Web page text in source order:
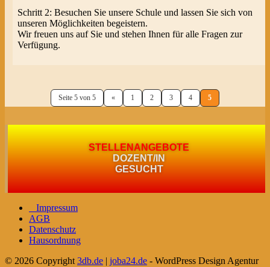
Schritt 2: Besuchen Sie unsere Schule und lassen Sie sich von
unseren Möglichkeiten begeistern.
Wir freuen uns auf Sie und stehen Ihnen für alle Fragen zur
Verfügung.
Seite 5 von 5 « 1 2 3 4 5
STELLENANGEBOTE
DOZENT/IN
GESUCHT
Impressum
AGB
Datenschutz
Hausordnung
© 2026 Copyright 3db.de | joba24.de - WordPress Design Agentur